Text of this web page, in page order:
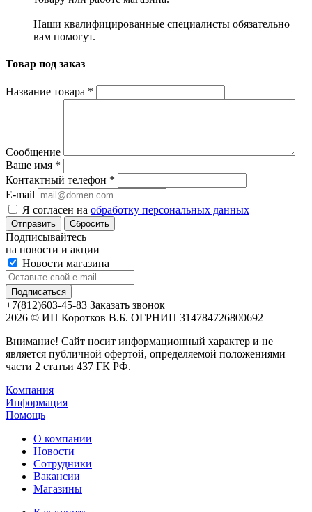
Наши квалифицированные специалисты обязательно
вам помогут.
Товар под заказ
Название товара *
Сообщение
Ваше имя *
Контактный телефон *
E-mail
Я согласен на обработку персональных данных
Сбросить
Подписывайтесь
на новости и акции
Новости магазина
+7(812)603-45-83 Заказать звонок
2026 © ИП Коротков В.Б. ОГРНИП 314784726800692
Внимание! Сайт носит информационный характер и не
является публичной офертой, определяемой положениями
части 2 статьи 437 ГК РФ.
Компания
Информация
Помощь
О компании
Новости
Сотрудники
Вакансии
Магазины